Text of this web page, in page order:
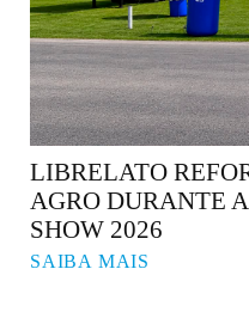
LIBRELATO
AGRO DURANTE
SHOW 2026
SAIBA MAIS